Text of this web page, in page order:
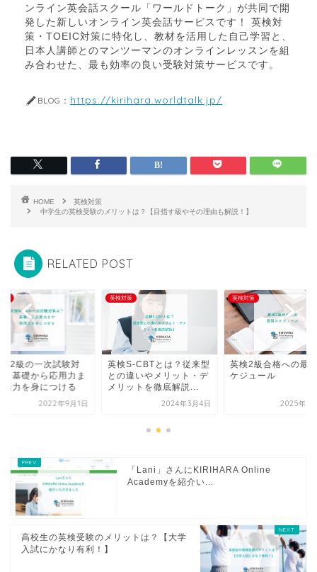
ンライン英会話スクール「ワールドトーク」が共同で開
発した新しいオンライン英会話サービスです！ 英検対
策・TOEIC対策に特化し、教材を活用した自己学習と、
日本人講師とのマンツーマンのオンラインレッスンを組
み合わせた、最も効率の良い受験対策サービスです。
BLOG： https://kirihara.worldtalk.jp/
HOME
英検対策
中学生の英検受験のメリットは？【目指す級やその理由も解説！】
RELATED POST
S-CBTとは？従来型
違いやメリット・デ
ットを徹底解説...
2024年3月4日
英検対策
英検2級合格への最短ス
ケジュール
2025年9月17日
英検対策
英検®2級の一次試
策は？基礎から応用
2022年9
「Lani」さんにKIRIHARA Online
Academyを紹介い...
高校生の英検受験のメリットは？【大学
入試にかなり有利！】